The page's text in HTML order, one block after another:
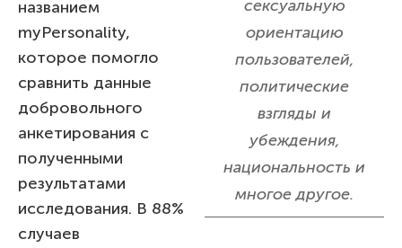
сексуальную
ориентацию
пользователей,
политические
взгляды и
убеждения,
национальность и
многое другое.
названием
myPersonality,
которое помогло
сравнить данные
добровольного
анкетирования с
полученными
результатами
исследования. В 88%
случаев